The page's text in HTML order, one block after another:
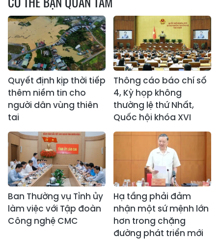
Quyết định kịp thời tiếp
thêm niềm tin cho
người dân vùng thiên
tai
Thông cáo báo chí số
4, Kỳ họp không
thường lệ thứ Nhất,
Quốc hội khóa XVI
Ban Thường vụ Tỉnh ủy
làm việc với Tập đoàn
Công nghệ CMC
Hạ tầng phải đảm
nhận một sứ mệnh lớn
hơn trong chặng
đường phát triển mới